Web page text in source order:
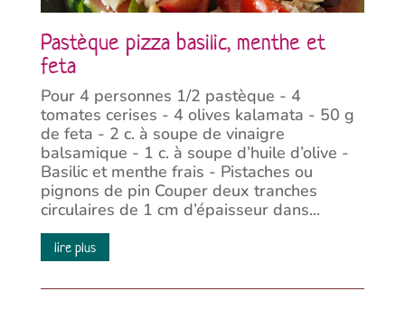
Pastèque pizza basilic, menthe et
feta
Pour 4 personnes 1/2 pastèque - 4
tomates cerises - 4 olives kalamata - 50 g
de feta - 2 c. à soupe de vinaigre
balsamique - 1 c. à soupe d’huile d’olive -
Basilic et menthe frais - Pistaches ou
pignons de pin Couper deux tranches
circulaires de 1 cm d’épaisseur dans...
lire plus